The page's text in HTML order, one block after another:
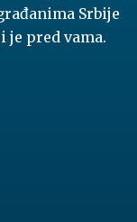
Srbije
je pred vama.